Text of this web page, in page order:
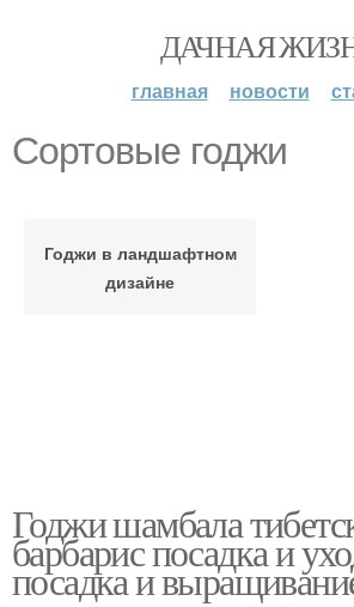
ДАЧНАЯ
главная новости
Сортовые годжи
Годжи в ландшафтном
дизайне
Годжи шамбала
барбарис посадка и
посадка и